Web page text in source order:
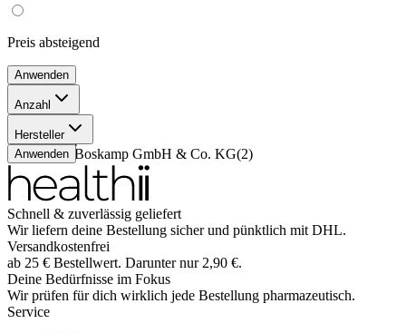
Preis absteigend
Anwenden
Anzahl
1)
11.4 g(1)
Hersteller
G. Pohl-Boskamp GmbH & Co. KG(2)
Anwenden
Schnell & zuverlässig geliefert
Wir liefern deine Bestellung sicher und pünktlich mit DHL.
Versandkostenfrei
ab 25 € Bestellwert. Darunter nur 2,90 €.
Deine Bedürfnisse im Fokus
Wir prüfen für dich wirklich jede Bestellung pharmazeutisch.
Service